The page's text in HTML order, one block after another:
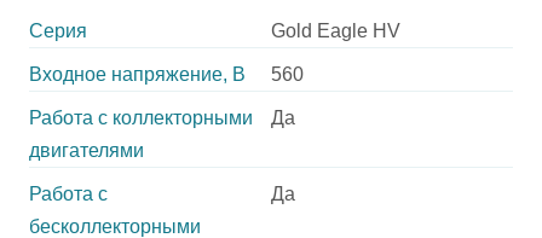
Серия Gold Eagle HV
Входное напряжение, В 560
Работа с коллекторными
двигателями
Да
Работа с
бесколлекторными
Да